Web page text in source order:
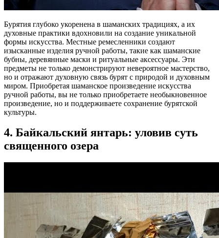
Бурятия глубоко укоренена в шаманских традициях, а их
духовные практики вдохновили на создание уникальной
формы искусства. Местные ремесленники создают
изысканные изделия ручной работы, такие как шаманские
бубны, деревянные маски и ритуальные аксессуары. Эти
предметы не только демонстрируют невероятное мастерство,
но и отражают духовную связь бурят с природой и духовным
миром. Приобретая шаманское произведение искусства
ручной работы, вы не только приобретаете необыкновенное
произведение, но и поддерживаете сохранение бурятской
культуры.
4. Байкальский янтарь: уловив суть
священного озера